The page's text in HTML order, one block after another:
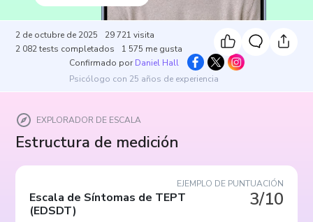
2 de octubre de 2025 29 721 visita
2 082 tests completados 1 575 me gusta
Confirmado por Daniel Hall
Psicólogo con 25 años de experiencia
EXPLORADOR DE ESCALA
Estructura de medición
EJEMPLO DE PUNTUACIÓN
3/10
Escala de Síntomas de TEPT
(EDSDT)